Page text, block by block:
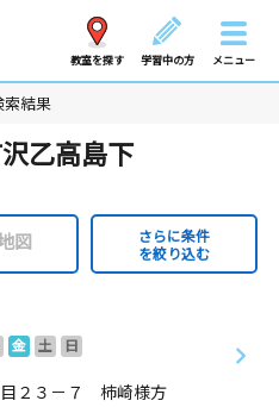
教室を探す 学習中の方 メニュー
索結果
乙高島下
図
さらに条件
を絞り込む
金 土
日
目２３－７ 柿崎様方